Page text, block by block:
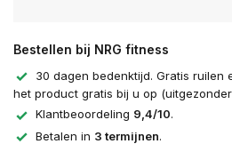
Bestellen bij NRG fitness
30 dagen bedenktijd. Gratis ruilen
het product gratis bij u op
Klantbeoordeling 9,4/10.
Betalen in 3 termijnen.